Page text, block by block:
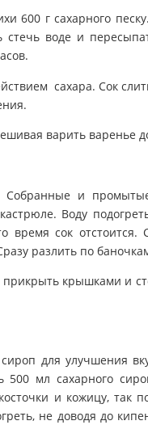
600 г сахарного
воде и
сахара. Сок
варить варенье
и
Воду
время сок отстоится.
разлить по
крышками и
для улучшения
мл сахарного
и кожицу, так
не доводя до